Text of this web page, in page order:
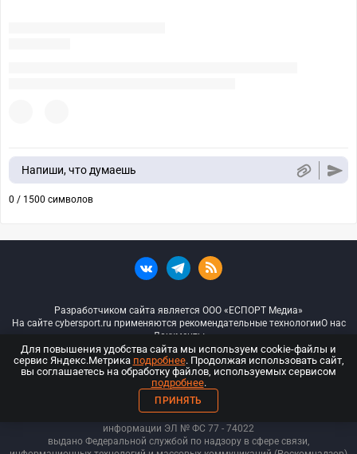
Напиши, что думаешь
0 / 1500 символов
Разработчиком сайта является ООО «ЕСПОРТ Медиа»
На сайте cybersport.ru применяются рекомендательные технологииО нас
Документы
© ООО «Киберспорт.ру» — Все права защищены
18+
ООО «Киберспорт.ру». Свидетельство о регистрации средств массовой
информации ЭЛ № ФС 77 - 74022
выдано Федеральной службой по надзору в сфере связи,
Для повышения удобства сайта мы используем cookie-файлы и
сервис Яндекс.Метрика подробнее. Продолжая использовать сайт,
вы соглашаетесь на обработку файлов, используемых сервисом
подробнее.
ПРИНЯТЬ